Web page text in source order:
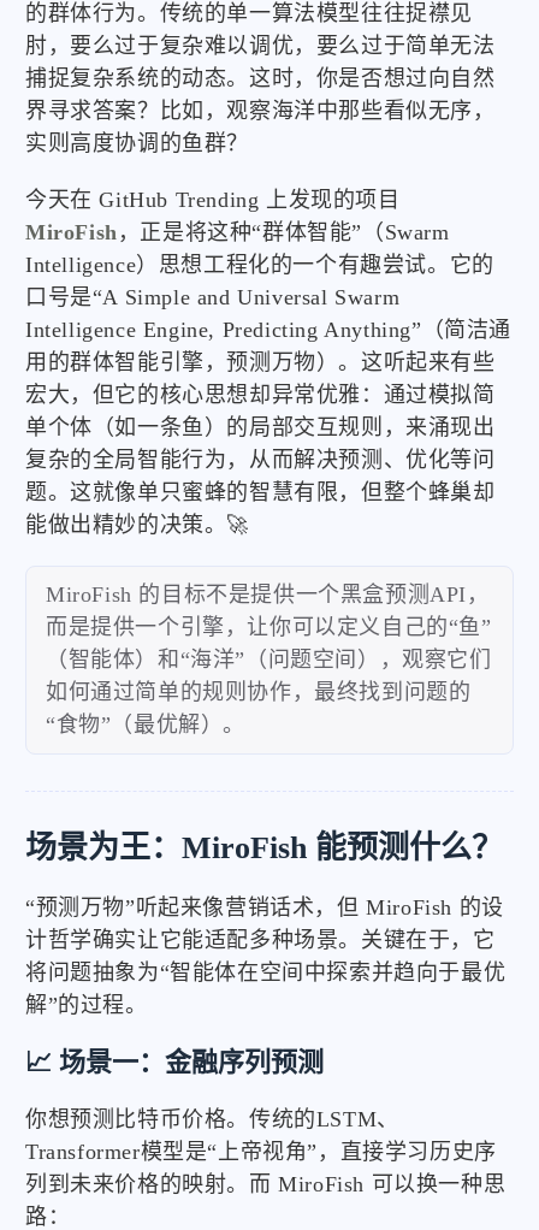
的群体行为。传统的单一算法模型往往捉襟见
肘，要么过于复杂难以调优，要么过于简单无法
捕捉复杂系统的动态。这时，你是否想过向自然
界寻求答案？比如，观察海洋中那些看似无序，
实则高度协调的鱼群？
今天在 GitHub Trending 上发现的项目
MiroFish ，正是将这种“群体智能”（Swarm
Intelligence）思想工程化的一个有趣尝试。它的
口号是“A Simple and Universal Swarm
Intelligence Engine, Predicting Anything”（简洁通
用的群体智能引擎，预测万物）。这听起来有些
宏大，但它的核心思想却异常优雅：通过模拟简
单个体（如一条鱼）的局部交互规则，来涌现出
复杂的全局智能行为，从而解决预测、优化等问
题。这就像单只蜜蜂的智慧有限，但整个蜂巢却
能做出精妙的决策。🚀
MiroFish 的目标不是提供一个黑盒预测API，
而是提供一个引擎，让你可以定义自己的“鱼”
（智能体）和“海洋”（问题空间），观察它们
如何通过简单的规则协作，最终找到问题的
“食物”（最优解）。
场景为王：MiroFish 能预测什么？
“预测万物”听起来像营销话术，但 MiroFish 的设
计哲学确实让它能适配多种场景。关键在于，它
将问题抽象为“智能体在空间中探索并趋向于最优
解”的过程。
📈 场景一：金融序列预测
你想预测比特币价格。传统的LSTM、
Transformer模型是“上帝视角”，直接学习历史序
列到未来价格的映射。而 MiroFish 可以换一种思
路：